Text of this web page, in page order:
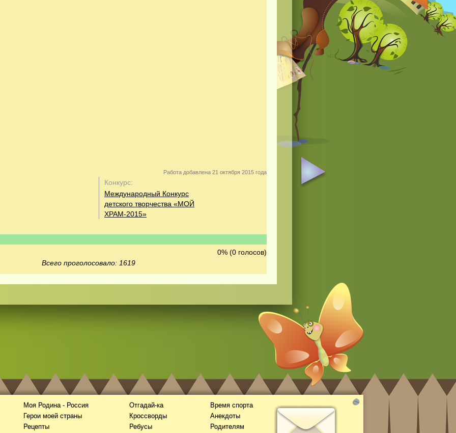
Работа добавлена 21 октября 2015 года
Конкурс:
Международный Конкурс
детского творчества «МОЙ
ХРАМ-2015»
0% (0 голосов)
Всего проголосовало: 1619
Моя Родина - Россия
Герои моей страны
Рецепты
Отгадай-ка
Кроссворды
Ребусы
Время спорта
Анекдоты
Родителям